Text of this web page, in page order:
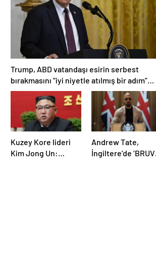
anlaşıldı
Trump, ABD vatandaşı esirin serbest
bırakmasını “iyi niyetle atılmış bir adım”
olarak değerlendirdi
Kuzey Kore lideri
Kim Jong Un:
Andrew Tate,
İngiltere’de ‘BRUV’